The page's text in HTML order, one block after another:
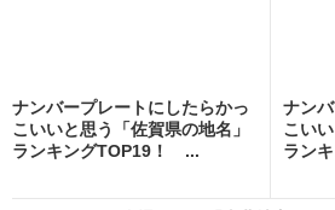
ナンバープレートにしたらかっ
こいいと思う「佐賀県の地名」
ランキングTOP19！ ...
ナン
こい
ラン